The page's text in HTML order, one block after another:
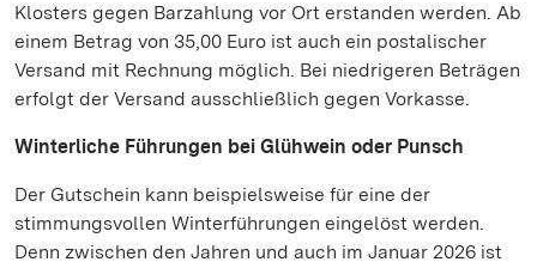
Klosters gegen Barzahlung vor Ort erstanden werden. Ab
einem Betrag von 35,00 Euro ist auch ein postalischer
Versand mit Rechnung möglich. Bei niedrigeren Beträgen
erfolgt der Versand ausschließlich gegen Vorkasse.
Winterliche Führungen bei Glühwein oder Punsch
Der Gutschein kann beispielsweise für eine der
stimmungsvollen Winterführungen eingelöst werden.
Denn zwischen den Jahren und auch im Januar 2026 ist